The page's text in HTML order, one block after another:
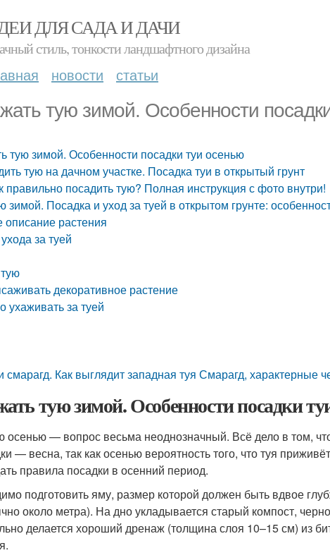
ДЛЯ САДА И ДАЧИ
стиль, тонкости ландшафтного дизайна
новости статьи
тую зимой. Особенности
тую зимой. Особенности посадки туи осенью
тую на дачном участке. Посадка туи в открытый грунт
правильно посадить тую? Полная инструкция с фото внутри!
зимой. Посадка и уход за туей в открытом грунте:
описание растения
за туей
декоративное растение
ухаживать за туей
смарагд. Как выглядит западная туя Смарагд, характерные
тую зимой. Особенности посадки
осенью — вопрос весьма неоднозначный. Всё дело в том,
— весна, так как осенью вероятность того, что туя
правила посадки в осенний период.
подготовить яму, размер которой должен быть вдвое
около метра). На дно укладывается старый компост,
делается хороший дренаж (толщина слоя 10–15 см) из